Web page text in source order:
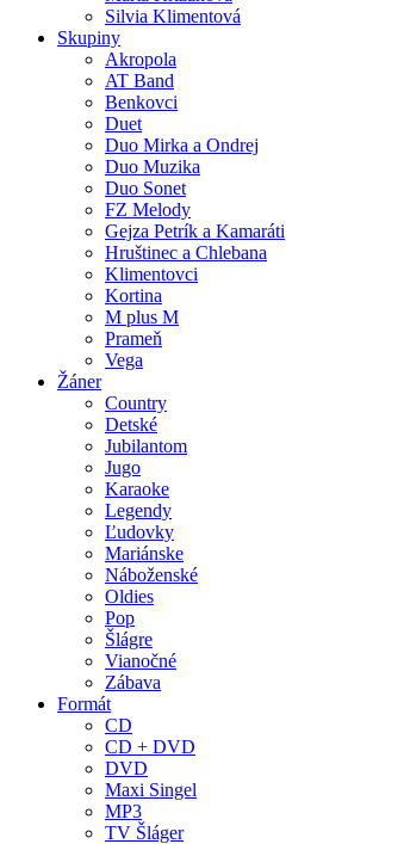
Silvia Klimentová
Skupiny
Akropola
AT Band
Benkovci
Duet
Duo Mirka a Ondrej
Duo Muzika
Duo Sonet
FZ Melody
Gejza Petrík a Kamaráti
Hruštinec a Chlebana
Klimentovci
Kortina
M plus M
Prameň
Vega
Žáner
Country
Detské
Jubilantom
Jugo
Karaoke
Legendy
Ľudovky
Mariánske
Náboženské
Oldies
Pop
Šlágre
Vianočné
Zábava
Formát
CD
CD + DVD
DVD
Maxi Singel
MP3
TV Šláger